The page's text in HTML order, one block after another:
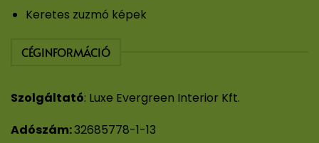
Keretes zuzmó képek
CÉGINFORMÁCIÓ
Szolgáltató: Luxe Evergreen Interior Kft.
Adószám:32685778-1-13